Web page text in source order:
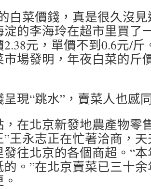
白菜價錢，真是很久沒
淀的李海玲在超市里買了
元，單價不到0.6元/
市場發明，年夜白菜的斤
呈現“跳水”，賣菜人也感
，在北京新發地農產物零
”王永志正在忙著洽商，
發往北京的各個商超。“
的。”在北京賣菜已三十